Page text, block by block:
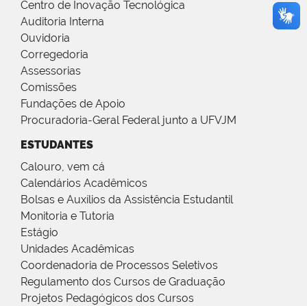
Centro de Inovação Tecnológica
Auditoria Interna
Ouvidoria
Corregedoria
Assessorias
Comissões
Fundações de Apoio
Procuradoria-Geral Federal junto a UFVJM
ESTUDANTES
Calouro, vem cá
Calendários Acadêmicos
Bolsas e Auxílios da Assistência Estudantil
Monitoria e Tutoria
Estágio
Unidades Acadêmicas
Coordenadoria de Processos Seletivos
Regulamento dos Cursos de Graduação
Projetos Pedagógicos dos Cursos